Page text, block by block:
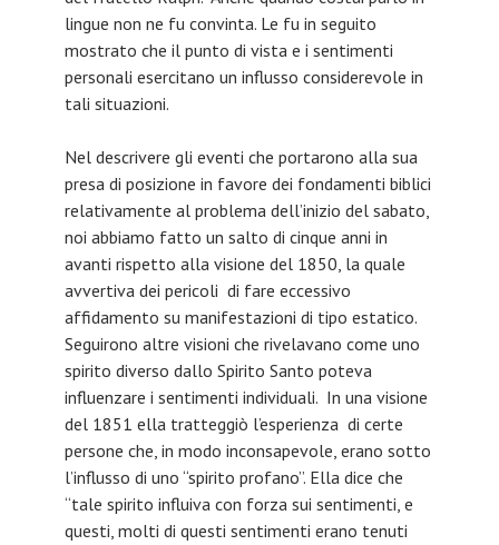
lingue non ne fu convinta. Le fu in seguito
mostrato che il punto di vista e i sentimenti
personali esercitano un influsso considerevole in
tali situazioni.
Nel descrivere gli eventi che portarono alla sua
presa di posizione in favore dei fondamenti biblici
relativamente al problema dell’inizio del sabato,
noi abbiamo fatto un salto di cinque anni in
avanti rispetto alla visione del 1850, la quale
avvertiva dei pericoli di fare eccessivo
affidamento su manifestazioni di tipo estatico.
Seguirono altre visioni che rivelavano come uno
spirito diverso dallo Spirito Santo poteva
influenzare i sentimenti individuali. In una visione
del 1851 ella tratteggiò l’esperienza di certe
persone che, in modo inconsapevole, erano sotto
l’influsso di uno “spirito profano”. Ella dice che
“tale spirito influiva con forza sui sentimenti, e
questi, molti di questi sentimenti erano tenuti